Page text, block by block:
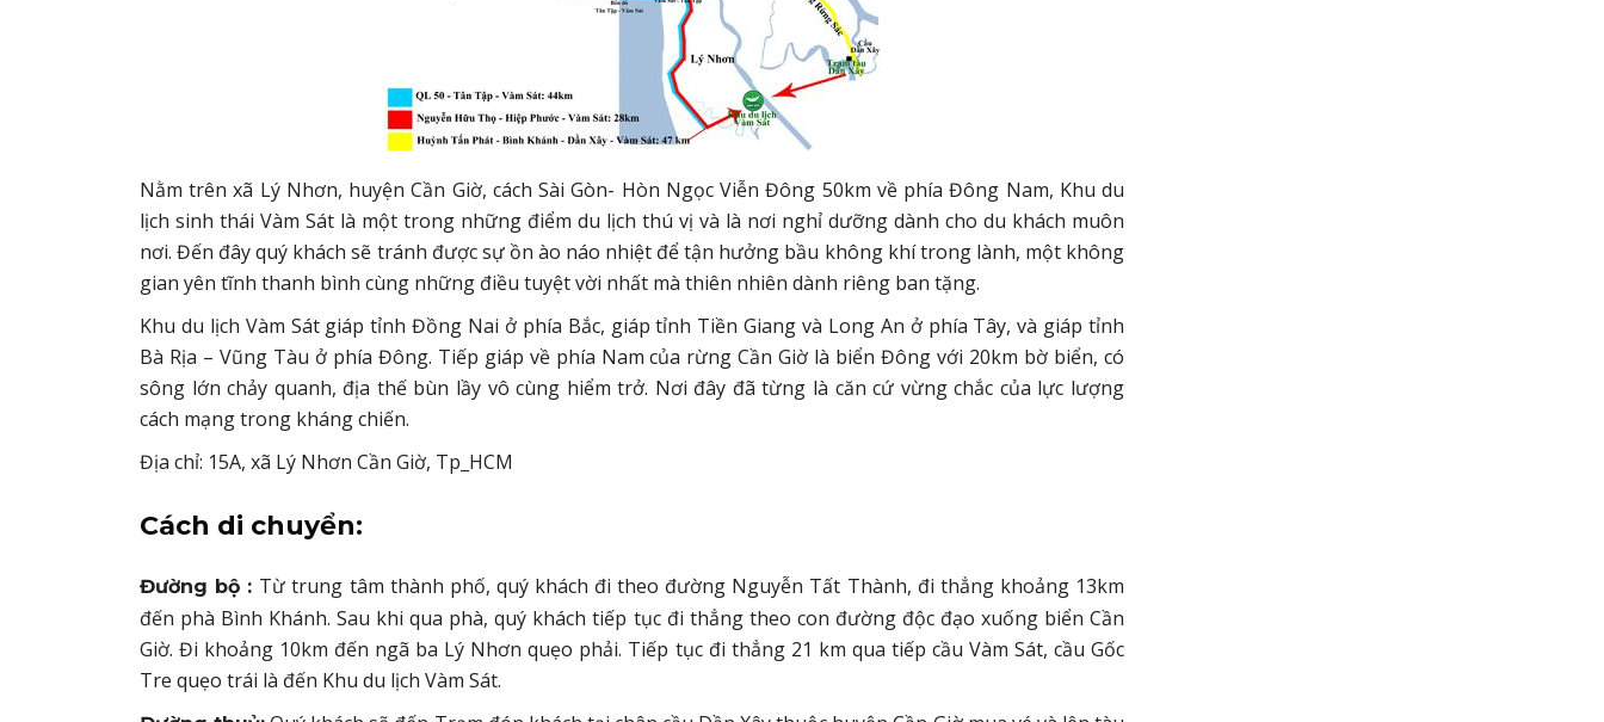
Nằm trên xã Lý Nhơn, huyện Cần Giờ, cách Sài Gòn- Hòn Ngọc Viễn Đông 50km về phía Đông Nam, Khu du
lịch sinh thái Vàm Sát là một trong những điểm du lịch thú vị và là nơi nghỉ dưỡng dành cho du khách muôn
nơi. Đến đây quý khách sẽ tránh được sự ồn ào náo nhiệt để tận hưởng bầu không khí trong lành, một không
gian yên tĩnh thanh bình cùng những điều tuyệt vời nhất mà thiên nhiên dành riêng ban tặng.
Khu du lịch Vàm Sát giáp tỉnh Đồng Nai ở phía Bắc, giáp tỉnh Tiền Giang và Long An ở phía Tây, và giáp tỉnh
Bà Rịa – Vũng Tàu ở phía Đông. Tiếp giáp về phía Nam của rừng Cần Giờ là biển Đông với 20km bờ biển, có
sông lớn chảy quanh, địa thế bùn lầy vô cùng hiểm trở. Nơi đây đã từng là căn cứ vừng chắc của lực lượng
cách mạng trong kháng chiến.
Địa chỉ: 15A, xã Lý Nhơn Cần Giờ, Tp_HCM
Cách di chuyển:
Đường bộ : Từ trung tâm thành phố, quý khách đi theo đường Nguyễn Tất Thành, đi thẳng khoảng 13km
đến phà Bình Khánh. Sau khi qua phà, quý khách tiếp tục đi thẳng theo con đường độc đạo xuống biển Cần
Giờ. Đi khoảng 10km đến ngã ba Lý Nhơn quẹo phải. Tiếp tục đi thẳng 21 km qua tiếp cầu Vàm Sát, cầu Gốc
Tre quẹo trái là đến Khu du lịch Vàm Sát.